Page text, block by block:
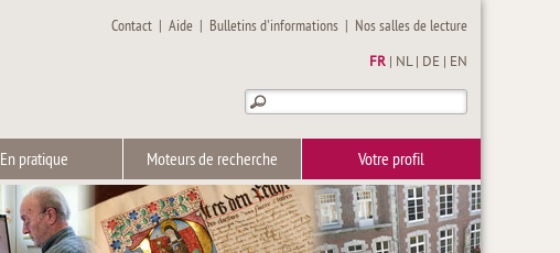
Contact |Aide | Bulletins d'informations | Nos salles de lecture
FR NL| DE EN
En pratique Moteurs de recherche Votre profil